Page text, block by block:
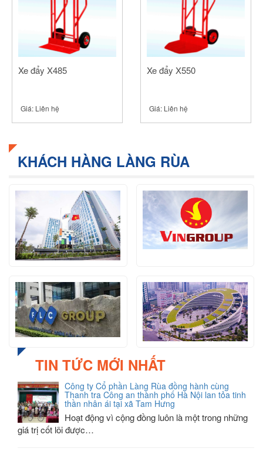
Xe đẩy X485
Giá: Liên hệ
Xe đẩy X550
Giá: Liên hệ
KHÁCH HÀNG LÀNG RÙA
TIN TỨC MỚI NHẤT
Công ty Cổ phần Làng Rùa đồng hành cùng
Thanh tra Công an thành phố Hà Nội lan tỏa tinh
thần nhân ái tại xã Tam Hưng
Hoạt động vì cộng đồng luôn là một trong những
giá trị cốt lõi được…